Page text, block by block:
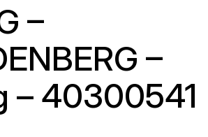
–
–
– 40300541